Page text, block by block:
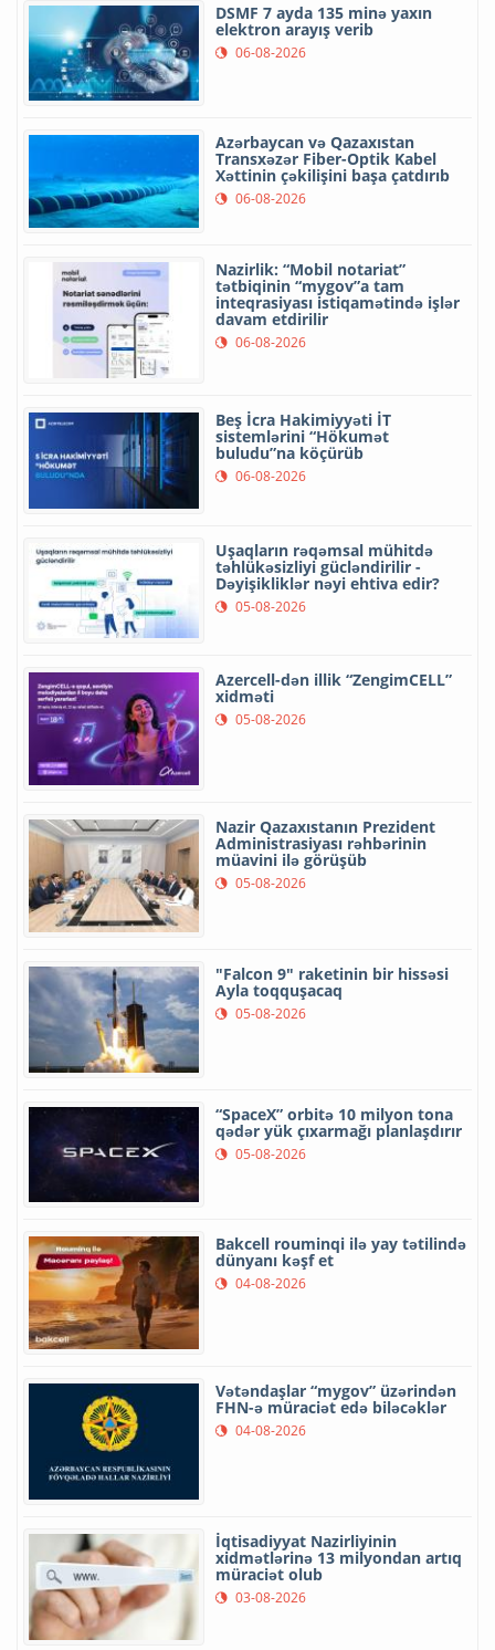
DSMF 7 ayda 135 minə yaxın
elektron arayış verib
06-08-2026
Azərbaycan və Qazaxıstan
Transxəzər Fiber-Optik Kabel
Xəttinin çəkilişini başa çatdırıb
06-08-2026
Nazirlik: “Mobil notariat”
tətbiqinin “mygov”a tam
inteqrasiyası istiqamətində işlər
davam etdirilir
06-08-2026
Beş İcra Hakimiyyəti İT
sistemlərini “Hökumət
buludu”na köçürüb
06-08-2026
Uşaqların rəqəmsal mühitdə
təhlükəsizliyi gücləndirilir -
Dəyişikliklər nəyi ehtiva edir?
05-08-2026
Azercell-dən illik “ZengimCELL”
xidməti
05-08-2026
Nazir Qazaxıstanın Prezident
Administrasiyası rəhbərinin
müavini ilə görüşüb
05-08-2026
"Falcon 9" raketinin bir hissəsi
Ayla toqquşacaq
05-08-2026
“SpaceX” orbitə 10 milyon tona
qədər yük çıxarmağı planlaşdırır
05-08-2026
Bakcell rouminqi ilə yay tətilində
dünyanı kəşf et
04-08-2026
Vətəndaşlar “mygov” üzərindən
FHN-ə müraciət edə biləcəklər
04-08-2026
İqtisadiyyat Nazirliyinin
xidmətlərinə 13 milyondan artıq
müraciət olub
03-08-2026